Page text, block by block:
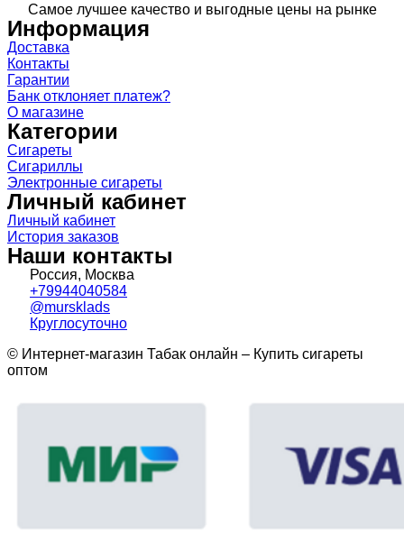
Самое лучшее качество и выгодные цены на рынке
Информация
Доставка
Контакты
Гарантии
Банк отклоняет платеж?
О магазине
Категории
Сигареты
Сигариллы
Электронные сигареты
Личный кабинет
Личный кабинет
История заказов
Наши контакты
Россия, Москва
+79944040584
@mursklads
Круглосуточно
© Интернет-магазин Табак онлайн – Купить сигареты
оптом